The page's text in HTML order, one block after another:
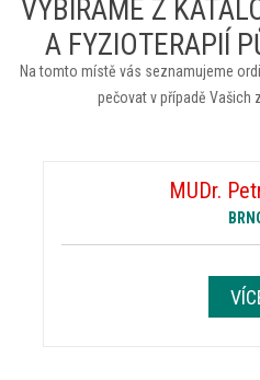
VYBÍRÁME Z
A FYZIOTERAPIÍ
Na tomto místě vás seznamujeme
pečovat v případě Vašich
MUDr.